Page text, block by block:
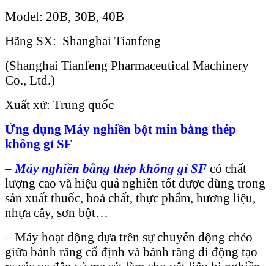
Model: 20B, 30B, 40B
Hãng SX: Shanghai Tianfeng
(Shanghai Tianfeng Pharmaceutical Machinery
Co., Ltd.)
Xuất xứ: Trung quốc
Ứng dụng Máy nghiền bột min bằng thép
không gỉ SF
– Máy nghiền bằng thép không gỉ SF có chất
lượng cao và hiệu quả nghiền tốt được dùng trong
sản xuất thuốc, hoá chất, thực phẩm, hương liệu,
nhựa cây, sơn bột…
– Máy hoạt động dựa trên sựchuyển động chéo
giữa bánh răng cố định và bánh răng di động tạo